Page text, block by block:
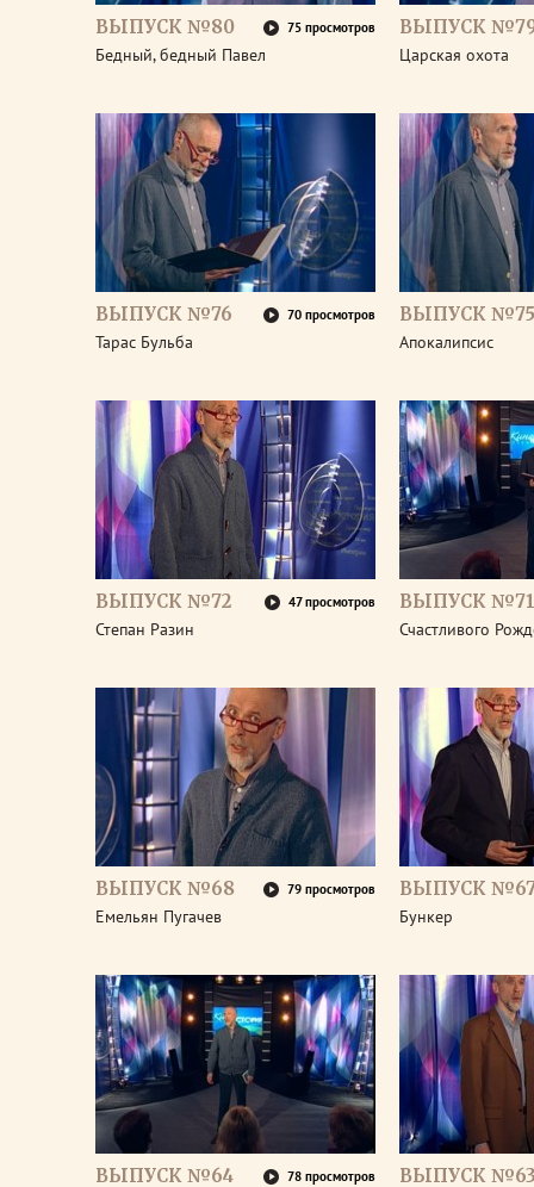
ВЫПУСК №80 75 просмотров
Бедный, бедный Павел
ВЫПУСК
Царская охота
ВЫПУСК №76 70 просмотров
Тарас Бульба
ВЫПУСК №75
Апокалипсис
ВЫПУСК №72 47 просмотров
Степан Разин
ВЫПУСК №71
Счастливого
ВЫПУСК №68 79 просмотров
Емельян Пугачев
ВЫПУСК
Бункер
ВЫПУСК №64 78 просмотров ВЫПУСК